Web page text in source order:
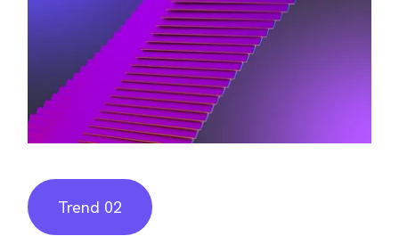
Trend 02